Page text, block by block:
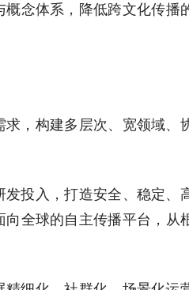
念体系，降低跨文化传播
，构建多层次、宽领域、
投入，打造安全、稳定、
全球的自主传播平台，从